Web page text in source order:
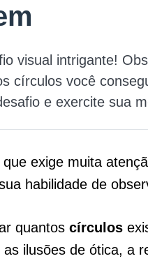
visual intrigante!
círculos você
e exercite sua
exige muita
habilidade de
quantos círculos
ilusões de ótica, a